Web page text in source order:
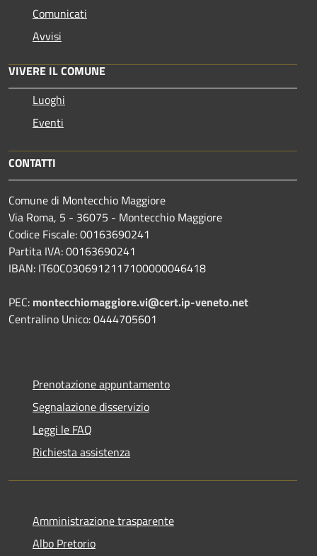
Comunicati
Avvisi
VIVERE IL COMUNE
Luoghi
Eventi
CONTATTI
Comune di Montecchio Maggiore
Via Roma, 5 - 36075 - Montecchio Maggiore
Codice Fiscale: 00163690241
Partita IVA: 00163690241
IBAN: IT60C0306912117100000046418
PEC: montecchiomaggiore.vi@cert.ip-veneto.net
Centralino Unico: 0444705601
Prenotazione appuntamento
Segnalazione disservizio
Leggi le FAQ
Richiesta assistenza
Amministrazione trasparente
Albo Pretorio